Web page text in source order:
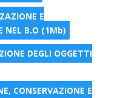
E
NEL B.O (1Mb)
DEGLI OGGETTI
CONSERVAZIONE E